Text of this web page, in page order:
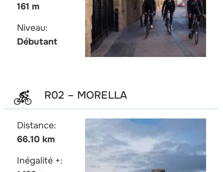
161 m
Niveau:
Débutant
R02 – MORELLA
Distance:
66.10 km
Inégalité +: